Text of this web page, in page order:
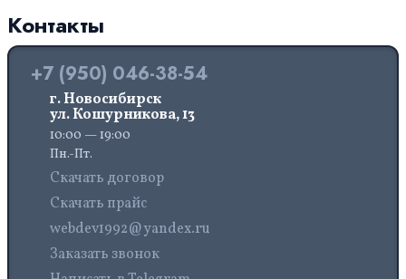
Контакты
+7 (950) 046-38-54
г. Новосибирск
ул. Кошурникова, 13
10:00 — 19:00
Пн.-Пт.
Скачать договор
Скачать прайс
webdev1992@yandex.ru
Заказать звонок